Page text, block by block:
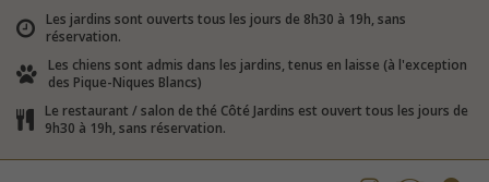
Les jardins sont ouverts tous les jours de 8h30 à 19h, sans
réservation.
Les chiens sont admis dans les jardins, tenus en laisse (à l'exception
des Pique-Niques Blancs)
Le restaurant / salon de thé Côté Jardins est ouvert tous les jours de
9h30 à 19h, sans réservation.